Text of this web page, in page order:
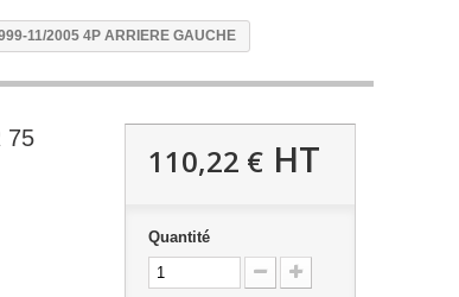
11/2005 4P ARRIERE GAUCHE
75
110,22 €HT
Quantité